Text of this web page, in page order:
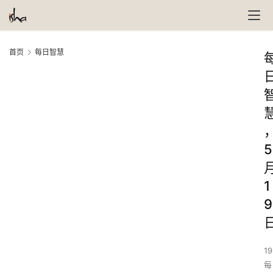
首页 每日智慧
5
1
9